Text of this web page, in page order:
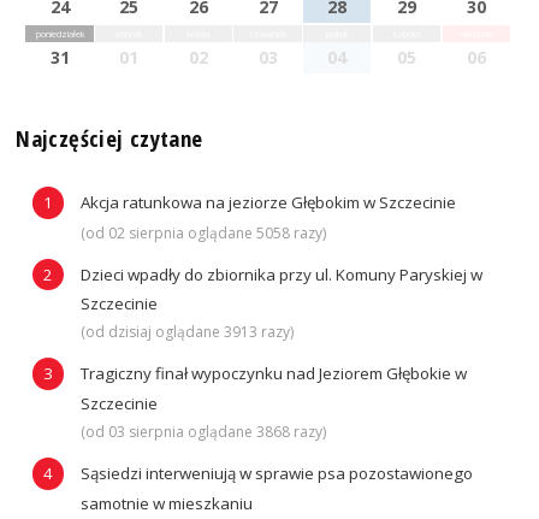
24 25 26 27 28 29 30
poniedziałek
31 01 02 03 04 05 06
Najczęściej czytane
Akcja ratunkowa na jeziorze Głębokim w Szczecinie
(od 02 sierpnia oglądane 5058 razy)
Dzieci wpadły do zbiornika przy ul. Komuny Paryskiej w
Szczecinie
(od dzisiaj oglądane 3913 razy)
Tragiczny finał wypoczynku nad Jeziorem Głębokie w
Szczecinie
(od 03 sierpnia oglądane 3868 razy)
Sąsiedzi interweniują w sprawie psa pozostawionego
samotnie w mieszkaniu